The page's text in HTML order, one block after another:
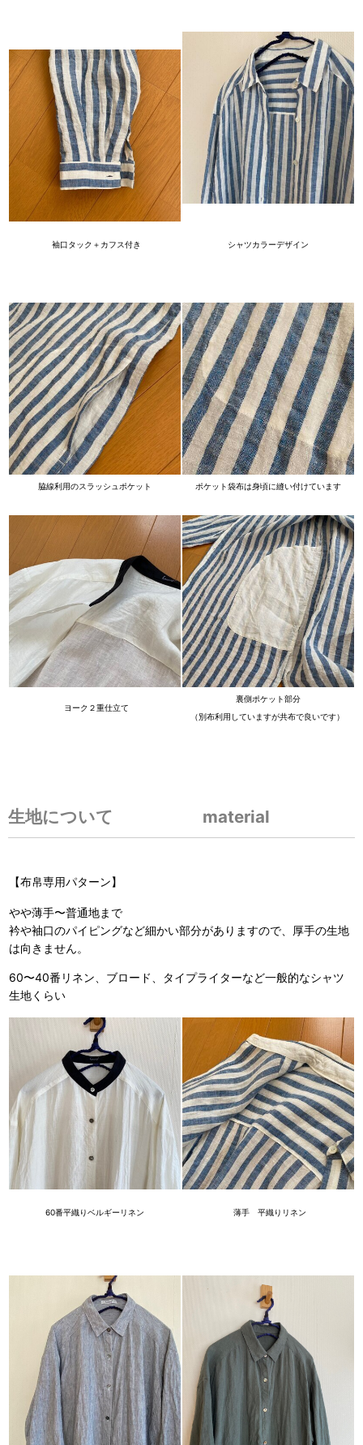
袖口タック＋カフス付き シャツカラーデザイン
脇線利用のスラッシュポケット ポケット袋布は身頃に縫い付けています
ヨーク２重仕立て
裏側ポケット部分
（別布利用していますが共布で良いです）
生地について material
【布帛専用パターン】
やや薄手〜普通地まで
衿や袖口のパイピングなど細かい部分がありますので、厚手の生地
は向きません。
60〜40番リネン、ブロード、タイプライターなど一般的なシャツ
生地くらい
60番平織りベルギーリネン 薄手 平織りリネン